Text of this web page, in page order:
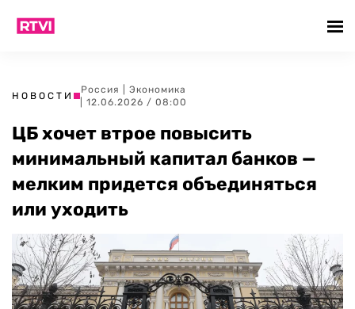
НОВОСТИ
Россия
Экономика
| 12.06.2026 / 08:00
ЦБ хочет втрое повысить
минимальный капитал банков —
мелким придется объединяться
или уходить